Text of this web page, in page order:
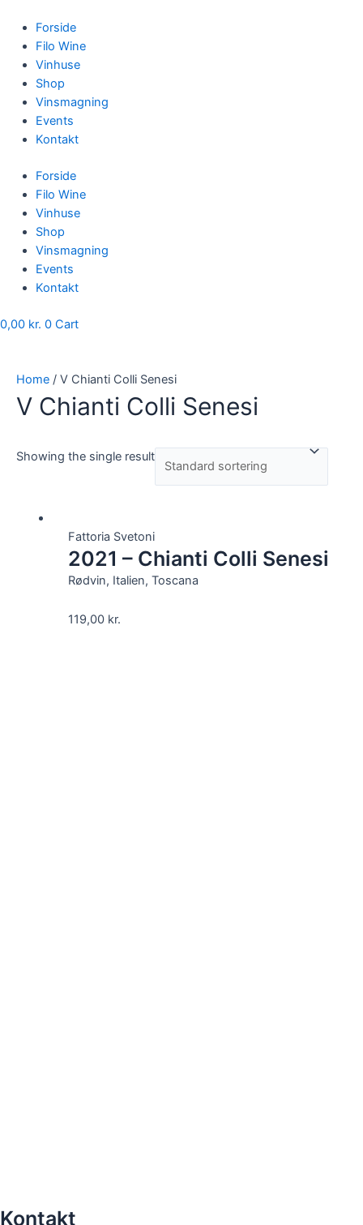
content
Forside
Filo Wine
Vinhuse
Shop
Vinsmagning
Events
Kontakt
Forside
Filo Wine
Vinhuse
Shop
Vinsmagning
Events
Kontakt
0,00 kr. 0 Cart
Home / V Chianti Colli Senesi
V Chianti Colli Senesi
Showing the single result
Fattoria Svetoni
2021 – Chianti Colli Senesi
Rødvin, Italien, Toscana
119,00 kr.
Kontakt